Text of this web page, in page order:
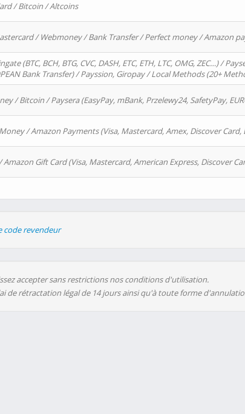
/ Bitcoin / Altcoins
/ Webmoney / Bank Transfer / Perfect money / Amazon
(BTC, BCH, BTG, CVC, DASH, ETC, ETH, LTC, OMG, ZEC…) /
Bank Transfer) / Payssion, Giropay / Local Methods (20+
/ Bitcoin / Paysera (EasyPay, mBank, Przelewy24, SafetyPay,
/ Amazon Payments (Visa, Mastercard, Amex, Discover Card,
Gift Card (Visa, Mastercard, American Express, Discover
code revendeur
accepter sans restrictions nos conditions d'utilisation.
de rétractation légal de 14 jours ainsi qu'à toute forme